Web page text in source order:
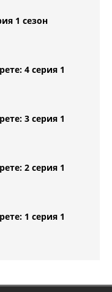
1 сезон
4 серия 1
3 серия 1
2 серия 1
1 серия 1